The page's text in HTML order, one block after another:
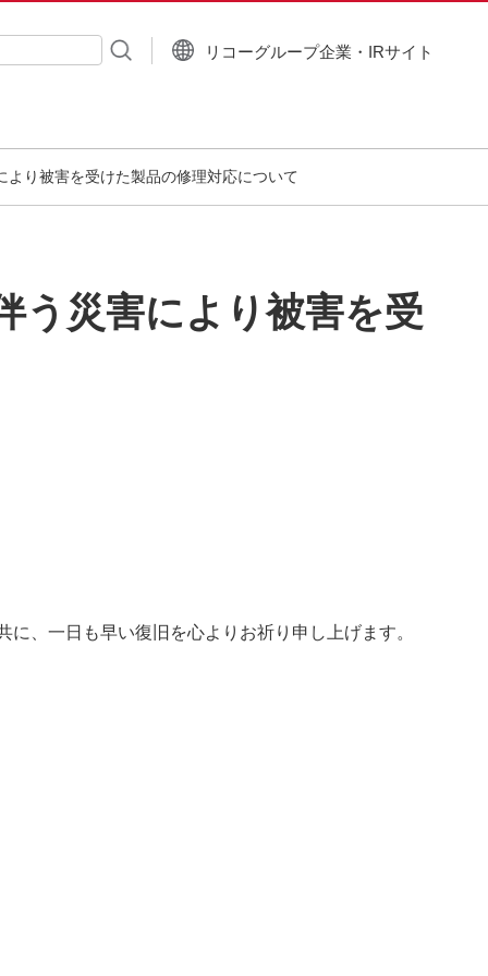
力
リコーグループ企業・IRサイト
り被害を受けた製品の修理対応について
う災害により被害を受
、一日も早い復旧を心よりお祈り申し上げます。